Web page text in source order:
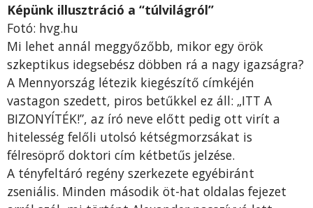
Képünk illusztráció a “túlvilágról”
Fotó: hvg.hu
Mi lehet annál meggyőzőbb, mikor egy örök
szkeptikus idegsebész döbben rá a nagy igazságra?
A Mennyország létezik kiegészítő címkéjén
vastagon szedett, piros betűkkel ez áll: „ITT A
BIZONYÍTÉK!”, az író neve előtt pedig ott virít a
hitelesség felőli utolsó kétségmorzsákat is
félresöprő doktori cím kétbetűs jelzése.
A tényfeltáró regény szerkezete egyébiránt
zseniális. Minden második öt-hat oldalas fejezet